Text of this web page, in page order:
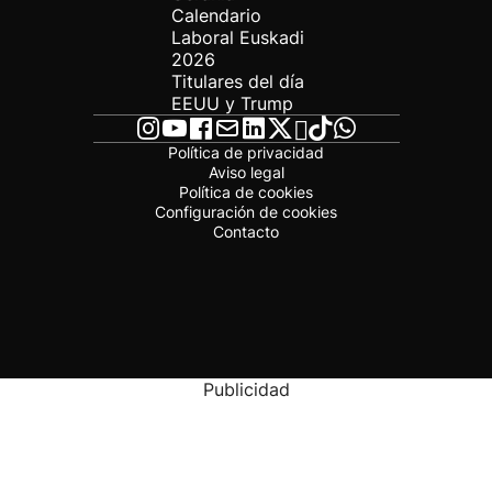
Calendario
Laboral Euskadi
2026
Titulares del día
EEUU y Trump
Política de privacidad
Aviso legal
Política de cookies
Configuración de cookies
Contacto
Publicidad